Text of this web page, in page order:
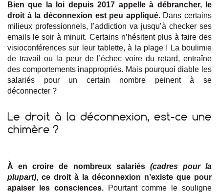
Bien que la loi depuis 2017 appelle à débrancher, le
droit à la déconnexion est peu appliqué.Dans certains
milieux professionnels, l’addiction va jusqu’à checker ses
emails le soir à minuit. Certains n’hésitent plus à faire des
visioconférences sur leur tablette, à la plage ! La boulimie
de travail ou la peur de l’échec voire du retard, entraîne
des comportements inappropriés. Mais pourquoi diable les
salariés pour un certain nombre peinent à se
déconnecter ?
Le droit à la déconnexion, est-ce une
chimère ?
À en croire de nombreux salariés (cadres pour la
plupart), ce droit à la déconnexion n’existe que pour
apaiser les consciences.Pourtant comme le souligne